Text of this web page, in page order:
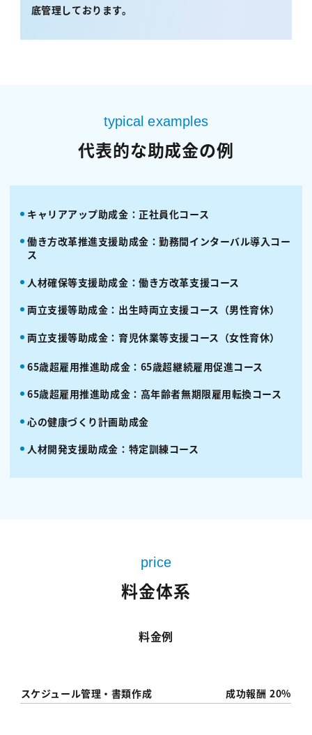
底管理しております。
typical examples
代表的な助成金の例
キャリアアップ助成金：正社員化コース
働き方改革推進支援助成金：勤務間インターバル導入コー
ス
人材確保等支援助成金：働き方改革支援コース
両立支援等助成金：出生時両立支援コース（男性育休）
両立支援等助成金：育児休業等支援コース（女性育休）
65歳超雇用推進助成金：65歳超継続雇用促進コース
65歳超雇用推進助成金：高年齢者無期限雇用転換コース
心の健康づくり計画助成金
人材開発支援助成金：特定訓練コース
price
料金体系
料金例
スケジュール管理・書類作成 成功報酬 20%